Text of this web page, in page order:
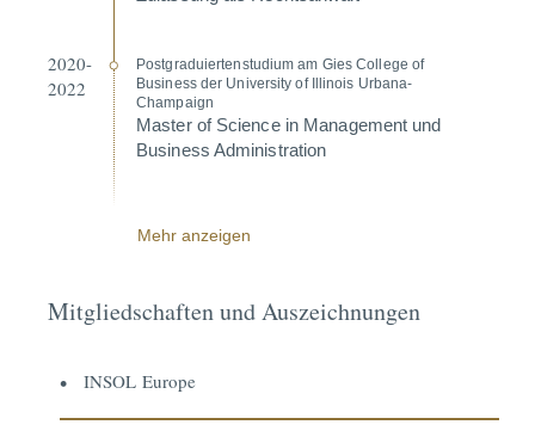
2020-
2022
Postgra­du­ier­ten­studium am Gies College of
Business der University of Illinois Urbana-
Champaign
Master of Science in Management und
Business Admini­s­t­ration
Mehr anzeigen
Mitgliedschaften und Auszeichnungen
INSOL Europe